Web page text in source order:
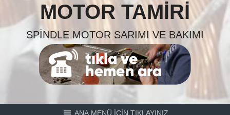
MOTOR TAMIRI
SPINDLE MOTOR SARIMI VE BAKIMI
ANA MENÜ İÇİN TIKLAYINIZ